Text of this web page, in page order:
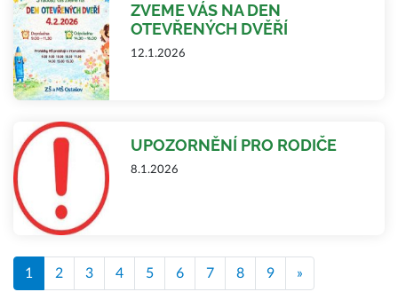
ZVEME VÁS NA DEN
OTEVŘENÝCH DVĚŘÍ
12.1.2026
UPOZORNĚNÍ PRO RODIČE
8.1.2026
1 2 3 4 5 6 7 8 9 »